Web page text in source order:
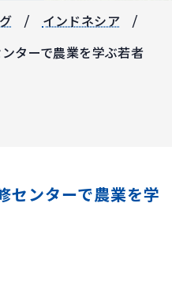
インドネシア
ターで農業を学ぶ若者
センターで農業を学